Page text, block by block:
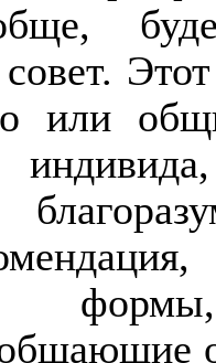
или